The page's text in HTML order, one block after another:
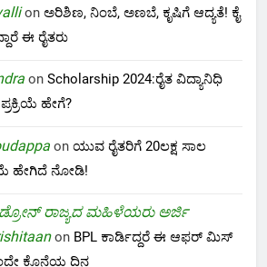
on ಅರಿಶಿಣ, ನಿಂಬೆ, ಅಣಬೆ, ಕೃಷಿಗೆ ಆದ್ಯತೆ! ಕೈ
ಈ ರೈತರು
on Scholarship 2024:ರೈತ ವಿದ್ಯಾನಿಧಿ
ಹೇಗೆ?
on ಯುವ ರೈತರಿಗೆ 20ಲಕ್ಷ ಸಾಲ
ಹೇಗಿದೆ ನೋಡಿ!
ಡ್ರೋನ್ ರಾಜ್ಯದ ಮಹಿಳೆಯರು ಅರ್ಜಿ
on BPL ಕಾರ್ಡಿದ್ದರೆ ಈ ಆಫರ್ ಮಿಸ್
ಕೊನೆಯ ದಿನ